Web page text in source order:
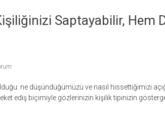
Saptayabilir, Hem
ne düşündüğümüzü ve nasıl hissettiğimizi
ediş biçimiyle gözlerinizin kişilik tipinizin